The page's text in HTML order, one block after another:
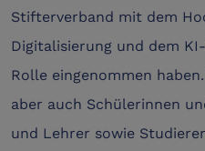
Stifterverband mit dem
Digitalisierung und dem
Rolle eingenommen
aber auch Schülerinnen
und Lehrer sowie